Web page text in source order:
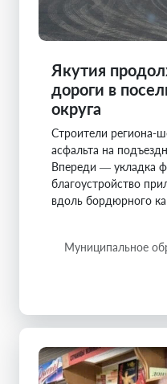
Якутия
дороги в
округа
Строители региона-
асфальта на
Впереди — укладка
благоустройство
вдоль бордюрного
Муниципальное